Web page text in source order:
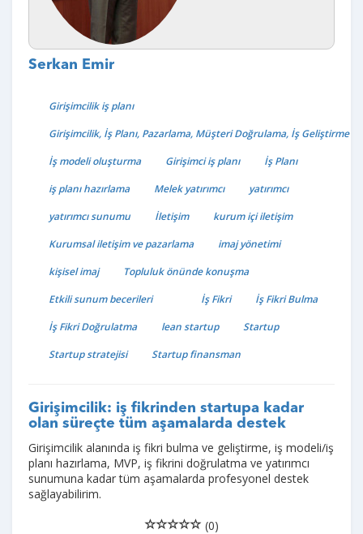
Serkan Emir
Girişimcilik iş planı
Girişimcilik, İş Planı, Pazarlama, Müşteri Doğrulama, İş Geliştirme
İş modeli oluşturma
Girişimci iş planı
İş Planı
iş planı hazırlama
Melek yatırımcı
yatırımcı
yatırımcı sunumu
İletişim
kurum içi iletişim
Kurumsal iletişim ve pazarlama
imaj yönetimi
kişisel imaj
Topluluk önünde konuşma
Etkili sunum becerileri
İş Fikri
İş Fikri Bulma
İş Fikri Doğrulatma
lean startup
Startup
Startup stratejisi
Startup finansman
Girişimcilik: iş fikrinden startupa kadar
olan süreçte tüm aşamalarda destek
Girişimcilik alanında iş fikri bulma ve geliştirme, iş modeli/iş
planı hazırlama, MVP, iş fikrini doğrulatma ve yatırımcı
sunumuna kadar tüm aşamalarda profesyonel destek
sağlayabilirim.
(0)